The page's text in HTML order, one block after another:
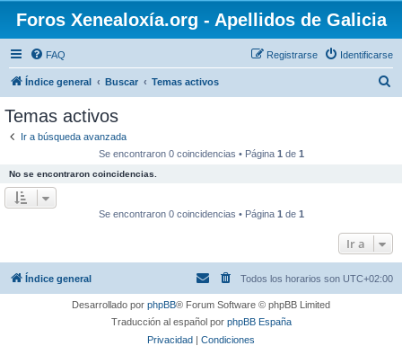
Foros Xenealoxía.org - Apellidos de Galicia
FAQ Identificarse
Registrarse
Índice general Buscar Temas activos
Temas activos
Ir a búsqueda avanzada
Se encontraron 0 coincidencias • Página 1 de 1
No se encontraron coincidencias.
Se encontraron 0 coincidencias • Página 1 de 1
Ir a
Índice general Todos los horarios son UTC+02:00
Desarrollado por phpBB® Forum Software © phpBB Limited
Traducción al español por phpBB España
Privacidad | Condiciones